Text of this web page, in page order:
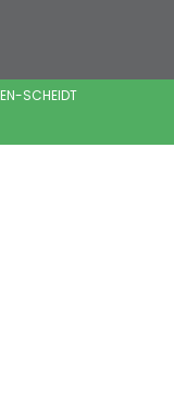
SCHEIDT